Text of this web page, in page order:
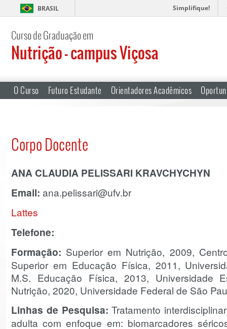
BRASIL Simplifique!
Curso de Graduação em
Nutrição – campus Viçosa
O Curso Futuro Estudante Orientadores Acadêmicos
Corpo Docente
ANA CLAUDIA PELISSARI KRAVCHYCHYN
Email: ana.pelissari@ufv.br
Lattes
Telefone:
Formação: Superior em Nutrição, 2009,
Superior em Educação Física, 2011,
M.S. Educação Física, 2013, Universidade
Nutrição, 2020, Universidade Federal de São
Linhas de Pesquisa: Tratamento
adulta com enfoque em: biomarcadores